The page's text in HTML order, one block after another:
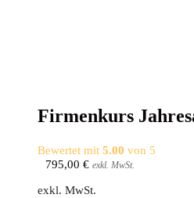
Fir­men­kurs
Bewertet mit 5.00 von 5
795,00 € exkl. MwSt.
exkl. MwSt.